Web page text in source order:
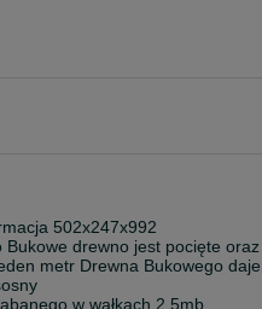
502x247x992
drewno jest pocięte oraz
metr Drewna Bukowego daje
w wałkach 2,5mb